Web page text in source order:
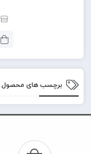
برچسب های محصول